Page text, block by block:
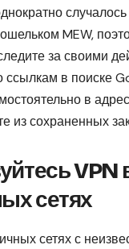
случалось
MEW,
за своими
ссылкам в поиске
в
из сохраненных
VPN
сетях
сетях с